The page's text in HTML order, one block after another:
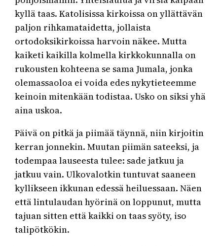
kyllä taas. Katolisissa kirkoissa on yllättävän
paljon rihkamataidetta, jollaista
ortodoksikirkoissa harvoin näkee. Mutta
kaiketi kaikilla kolmella kirkkokunnalla on
rukousten kohteena se sama Jumala, jonka
olemassaoloa ei voida edes nykytieteemme
keinoin mitenkään todistaa. Usko on siksi yhä
aina uskoa.
Päivä on pitkä ja piimää täynnä, niin kirjoitin
kerran jonnekin. Muutan piimän sateeksi, ja
todempaa lauseesta tulee: sade jatkuu ja
jatkuu vain. Ulkovalotkin tuntuvat saaneen
kyllikseen ikkunan edessä heiluessaan. Näen
että lintulaudan hyörinä on loppunut, mutta
tajuan sitten että kaikki on taas syöty, iso
talipötkökin.